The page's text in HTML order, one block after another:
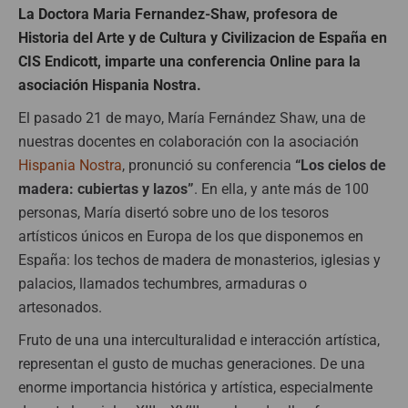
La Doctora Maria Fernandez-Shaw, profesora de
Historia del Arte y de Cultura y Civilizacion de España en
CIS Endicott, imparte una conferencia Online para la
asociación Hispania Nostra.
El pasado 21 de mayo, María Fernández Shaw, una de
nuestras docentes en colaboración con la asociación
Hispania Nostra, pronunció su conferencia “Los cielos de
madera: cubiertas y lazos”. En ella, y ante más de 100
personas, María disertó sobre uno de los tesoros
artísticos únicos en Europa de los que disponemos en
España: los techos de madera de monasterios, iglesias y
palacios, llamados techumbres, armaduras o
artesonados.
Fruto de una una interculturalidad e interacción artística,
representan el gusto de muchas generaciones. De una
enorme importancia histórica y artística, especialmente